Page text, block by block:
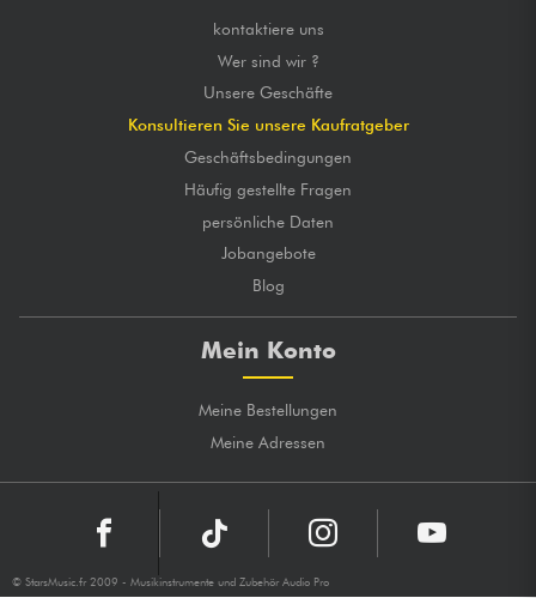
kontaktiere uns
Wer sind wir ?
Unsere Geschäfte
Konsultieren Sie unsere Kaufratgeber
Geschäftsbedingungen
Häufig gestellte Fragen
persönliche Daten
Jobangebote
Blog
Mein Konto
Meine Bestellungen
Meine Adressen
© StarsMusic.fr 2009 - Musikinstrumente und Zubehör Audio Pro